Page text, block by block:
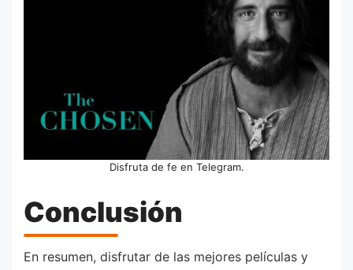
Disfruta de fe en Telegram.
Conclusión
En resumen, disfrutar de las mejores películas y